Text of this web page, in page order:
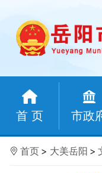
首 页 市政
首页 > 大美岳阳 >